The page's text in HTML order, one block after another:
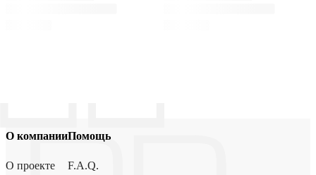
О компании
О проекте
Помощь
F.A.Q.